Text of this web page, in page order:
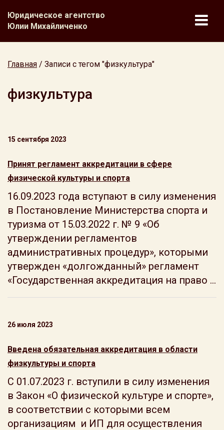
Юридическое агентство
Юлии Михайличенко
Главная / Записи с тегом "физкультура"
физкультура
15 сентября 2023
Принят регламент аккредитации в сфере
физической культуры и спорта
16.09.2023 года вступают в силу изменения
в Постановление Министерства спорта и
туризма от 15.03.2022 г. № 9 «Об
утверждении регламентов
административных процедур», которыми
утвержден «долгожданный» регламент
«Государственная аккредитация на право ...
26 июля 2023
Введена обязательная аккредитация в области
физкультуры и спорта
С 01.07.2023 г. вступили в силу изменения
в Закон «О физической культуре и спорте»,
в соответствии с которыми всем
организациям и ИП для осуществления